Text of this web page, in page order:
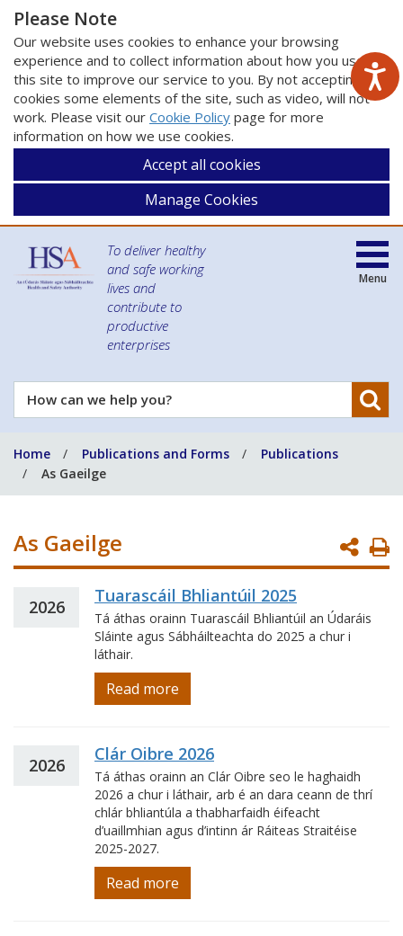
Please Note
Our website uses cookies to enhance your browsing
experience and to collect information about how you use
this site to improve our service to you. By not accepting
cookies some elements of the site, such as video, will not
work. Please visit our Cookie Policy page for more
information on how we use cookies.
Accept all cookies
Manage Cookies
To deliver healthy
and safe working
lives and
contribute to
productive
enterprises
How
can
help
you?
Menu
Home Publications and Forms
Publications
As Gaeilge
As Gaeilge
2026
Tuarascáil Bhliantúil 2025
Tá áthas orainn Tuarascáil Bhliantúil an Údaráis
Sláinte agus Sábháilteachta do 2025 a chur i
láthair.
Read more
2026
Clár Oibre 2026
Tá áthas orainn an Clár Oibre seo le haghaidh
2026 a chur i láthair, arb é an dara ceann de thrí
chlár bhliantúla a thabharfaidh éifeacht
d’uaillmhian agus d’intinn ár Ráiteas Straitéise
2025-2027.
Read more